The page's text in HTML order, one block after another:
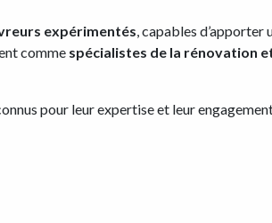
expérimentés, capables d’apporter
comme spécialistes de la rénovation
pour leur expertise et leur